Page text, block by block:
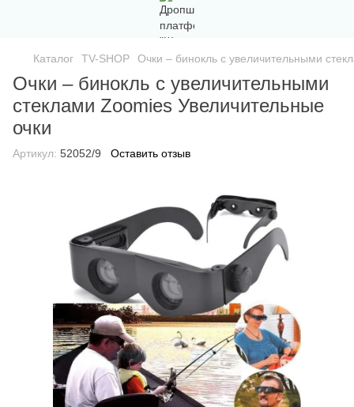
Каталог TV-SHOP Очки – бинокль с увеличительными
Очки – бинокль с увеличительными
стеклами Zoomies Увеличительные
очки
Артикул: 52052/9 Оставить отзыв